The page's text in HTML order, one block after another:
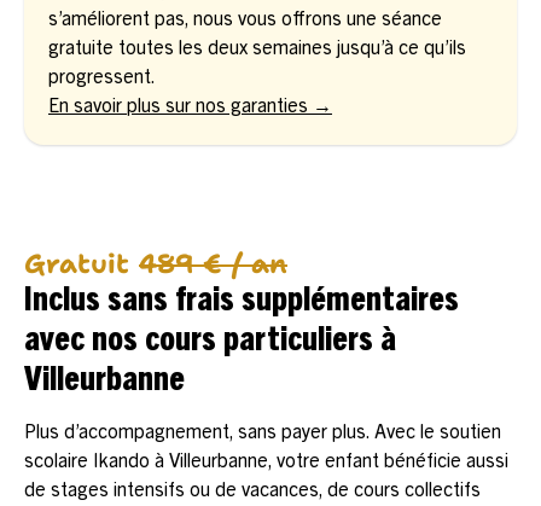
s’améliorent pas, nous vous offrons une séance
gratuite toutes les deux semaines jusqu’à ce qu’ils
progressent.
En savoir plus sur nos garanties →
Gratuit 489 € / an
Inclus sans frais supplémentaires
avec nos cours particuliers à
Villeurbanne
Plus d’accompagnement, sans payer plus. Avec le soutien
scolaire Ikando à Villeurbanne, votre enfant bénéficie aussi
de stages intensifs ou de vacances, de cours collectifs